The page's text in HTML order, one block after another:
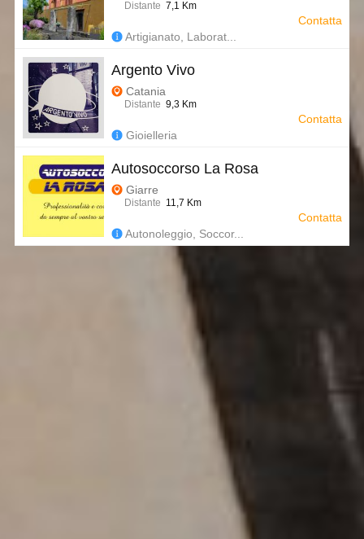
Distante 7,1 Km
Artigianato, Laborat...
Contatta
Argento Vivo
Catania
Distante 9,3 Km
Gioielleria
Contatta
Autosoccorso La Rosa
Giarre
Distante 11,7 Km
Autonoleggio, Soccor...
Contatta